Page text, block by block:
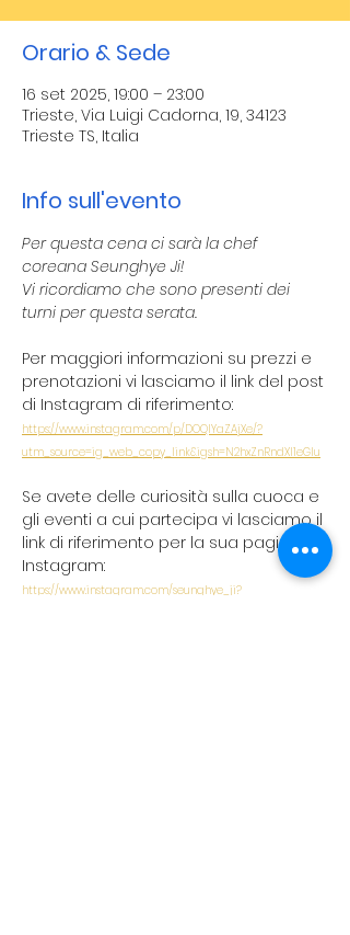
Orario & Sede
16 set 2025, 19:00 – 23:00
Trieste, Via Luigi Cadorna, 19, 34123
Trieste TS, Italia
Info sull'evento
Per questa cena ci sarà la chef
coreana Seunghye Ji!
Vi ricordiamo che sono presenti dei
turni per questa serata.
Per maggiori informazioni su prezzi e
prenotazioni vi lasciamo il link del post
di Instagram di riferimento:
https://www.instagram.com/p/DOQlYaZAjXe/?
utm_source=ig_web_copy_link&igsh=N2hxZnRndXl1eGlu
Se avete delle curiosità sulla cuoca e
gli eventi a cui partecipa vi lasciamo il
link di riferimento per la sua pagina
Instagram:
https://www.instagram.com/seunghye_ji?